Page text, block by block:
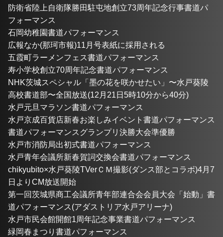
防衛省陸上自衛隊勝田駐屯地創立73周年記念行事書道パ
フォーマンス
石岡幼稚園書道パフォーマンス
広報なか(那珂市報)11月号表紙に採用される
五霞町ラーメンフェス書道パフォーマンス
寿小学校創立70周年記念書道パフォーマンス
NHK茨城スペシャル「墨の花を咲かせたい」〜水戸葵陵
高校書道部〜全国放送(12月21日5時10分から40分)
水戸元旦マラソン書道パフォーマンス
水戸京成百貨店新春お楽しみイベント書道パフォーマンス
書道パフォーマンスグランプリ決勝大会準優勝
水戸市消防局出初式書道パフォーマンス
水戸青年会議所新春賀詞交換会書道パフォーマンス
chikyubito×水戸葵陵TVerＣＭ撮影(ダンス部とコラボ)4月7
日よりCM放送開始
第一回茨城県商工会議所青年部連合会会員大会「始動」書
道パフォーマンス(アダストリア水戸アリーナ)
水戸市民会館開館1周年記念事業書道パフォーマンス
緑岡春まつり書道パフォーマンス